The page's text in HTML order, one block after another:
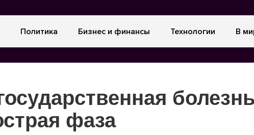
Политика Бизнес и финансы Технологии В
фаза